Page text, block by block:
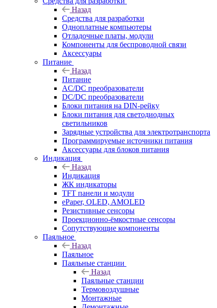
Назад
Средства для разработки
Одноплатные компьютеры
Отладочные платы, модули
Компоненты для беспроводной связи
Аксессуары
Питание
Назад
Питание
AC/DC преобразователи
DC/DC преобразователи
Блоки питания на DIN-рейку
Блоки питания для светодиодных
светильников
Зарядные устройства для электротранспорта
Программируемые источники питания
Аксессуары для блоков питания
Индикация
Назад
Индикация
ЖК индикаторы
TFT панели и модули
ePaper, OLED, AMOLED
Резистивные сенсоры
Проекционно-ёмкостные сенсоры
Сопутствующие компоненты
Паяльное
Назад
Паяльное
Паяльные станции
Назад
Паяльные станции
Термовоздушные
Монтажные